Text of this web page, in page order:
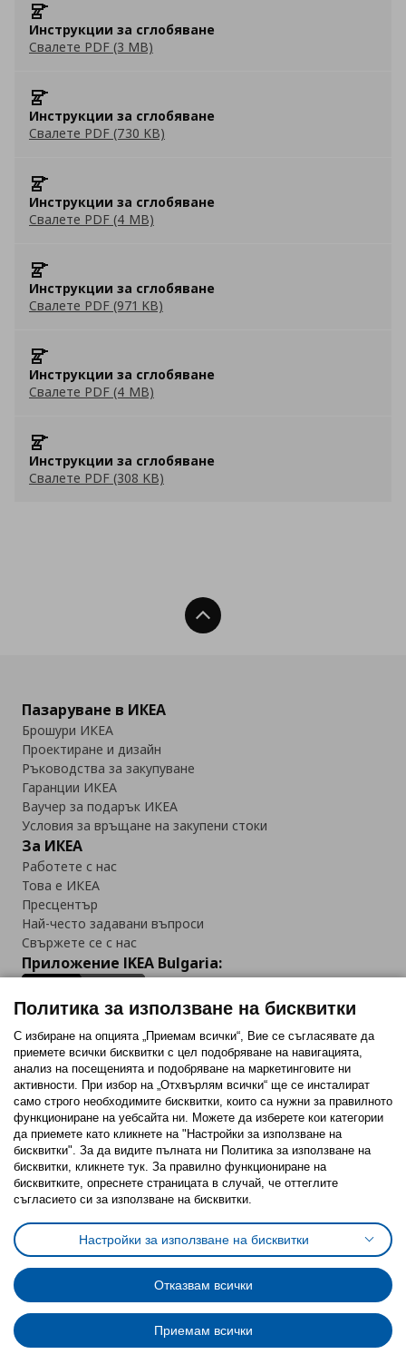
Инструкции за сглобяване
Свалете PDF (3 MB)
Инструкции за сглобяване
Свалете PDF (730 KB)
Инструкции за сглобяване
Свалете PDF (4 MB)
Инструкции за сглобяване
Свалете PDF (971 KB)
Инструкции за сглобяване
Свалете PDF (4 MB)
Инструкции за сглобяване
Свалете PDF (308 KB)
Нагоре
Пазаруване в ИКЕА
Брошури ИКЕА
Проектиране и дизайн
Ръководства за закупуване
Гаранции ИКЕА
Ваучер за подарък ИКЕА
Условия за връщане на закупени стоки
За ИКЕА
Работете с нас
Това е ИКЕА
Пресцентър
Най-често задавани въпроси
Свържете се с нас
Приложение IKEA Bulgaria:
Последвайте ни:
FacebookTwitterYoutubePinterestInstagram
Политика за използване на бисквитки (Cookies)
Избор на настройки за използване на бисквитки
Условия за ползване на ikea.bgОбща политика за личните данни
Политика за защита на личните данни на ikea.bg
Общи условия на програма IKEA Family
Политика за защита на лични данни на програма IKEA Family
© Inter-IKEA Systems B.V. 1999 - 2025
Политика за използване на бисквитки
С избиране на опцията „Приемам всички“, Вие се съгласявате да
приемете всички бисквитки с цел подобряване на навигацията,
анализ на посещенията и подобряване на маркетинговите ни
активности. При избор на „Отхвърлям всички“ ще се инсталират
само строго необходимитe бисквитки, които са нужни за правилното
функциониране на уебсайта ни. Можете да изберете кои категории
да приемете като кликнете на "Настройки за използване на
бисквитки". За да видите пълната ни Политика за използване на
бисквитки, кликнете тук. За правилно функциониране на
бисквитките, опреснете страницата в случай, че оттеглите
съгласието си за използване на бисквитки.
Настройки за използване на бисквитки
Отказвам всички
Приемам всички